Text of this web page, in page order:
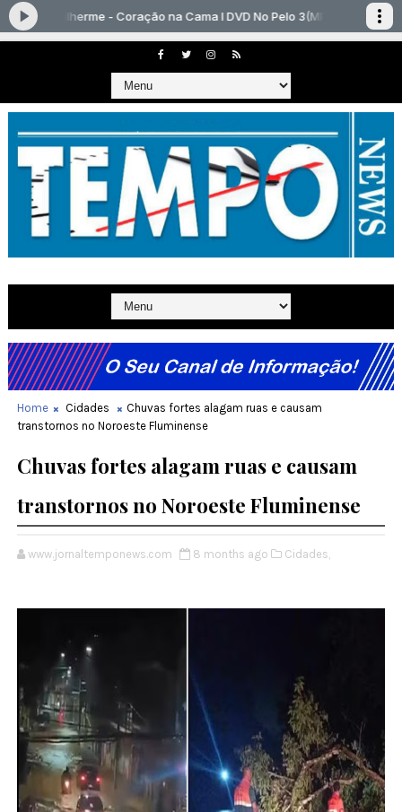
Home Cidades
Chuvas fortes alagam ruas e causam
transtornos no Noroeste Fluminense
Chuvas fortes alagam ruas e causam
transtornos no Noroeste Fluminense
www.jornaltemponews.com 8 months ago Cidades,